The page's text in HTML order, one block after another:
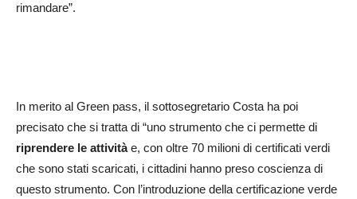
rimandare”.
In merito al Green pass, il sottosegretario Costa ha poi
precisato che si tratta di “uno strumento che ci permette di
riprendere le attivitàe, con oltre 70 milioni di certificati verdi
che sono stati scaricati, i cittadini hanno preso coscienza di
questo strumento. Con l’introduzione della certificazione verde